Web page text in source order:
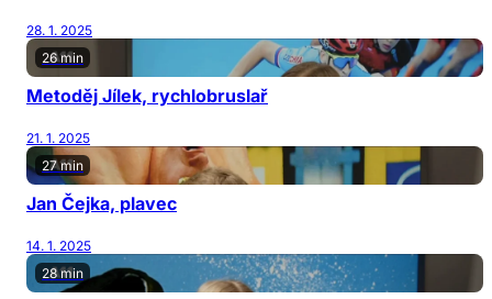
28. 1. 2025
26 min
Metoděj Jílek, rychlobruslař
21. 1. 2025
27 min
Jan Čejka, plavec
14. 1. 2025
28 min